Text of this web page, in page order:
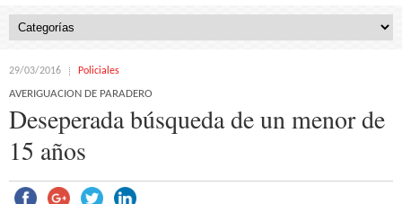
29/03/2016 Policiales
AVERIGUACION DE PARADERO
Deseperada búsqueda de un menor de
15 años